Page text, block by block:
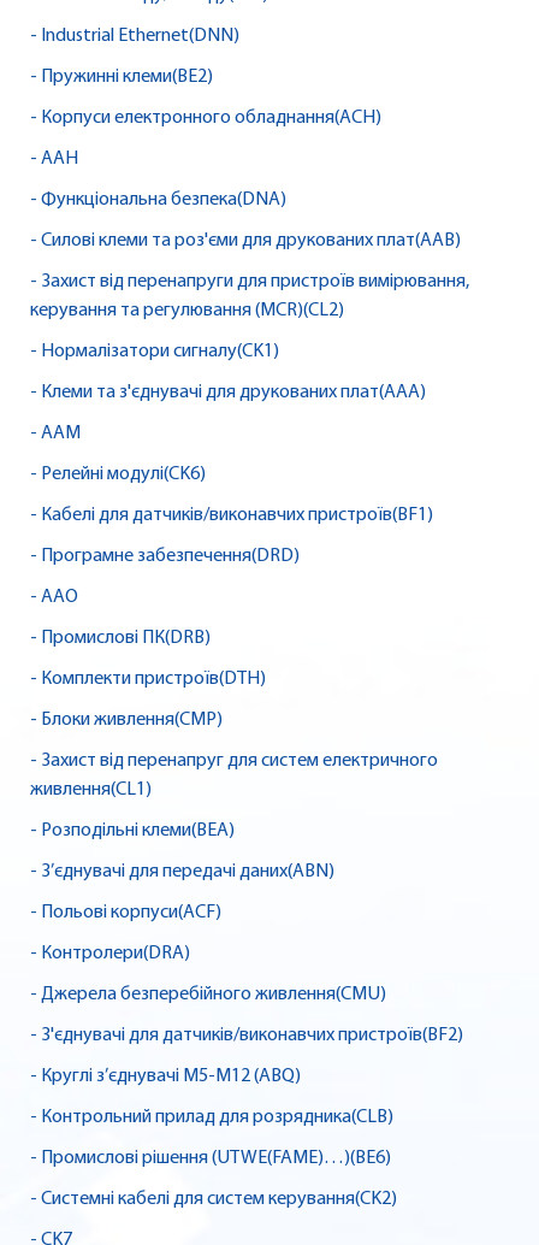
- Industrial Ethernet(DNN)
- Пружинні клеми(BE2)
- Корпуси електронного обладнання(ACH)
- AAH
- Функціональна безпека(DNA)
- Силові клеми та роз'єми для друкованих плат(AAB)
- Захист від перенапруги для пристроїв вимірювання,
керування та регулювання (MCR)(CL2)
- Нормалізатори сигналу(CK1)
- Клеми та з'єднувачі для друкованих плат(AAA)
- AAM
- Релейні модулі(CK6)
- Кабелі для датчиків/виконавчих пристроїв(BF1)
- Програмне забезпечення(DRD)
- AAO
- Промислові ПК(DRB)
- Комплекти пристроїв(DTH)
- Блоки живлення(CMP)
- Захист від перенапруг для систем електричного
живлення(CL1)
- Розподільні клеми(BEA)
- З’єднувачі для передачі даних(ABN)
- Польові корпуси(ACF)
- Контролери(DRA)
- Джерела безперебійного живлення(CMU)
- З'єднувачі для датчиків/виконавчих пристроїв(BF2)
- Круглі з’єднувачі M5-M12 (ABQ)
- Контрольний прилад для розрядника(CLB)
- Промислові рішення (UTWE(FAME)…)(BE6)
- Системні кабелі для систем керування(CK2)
- CK7